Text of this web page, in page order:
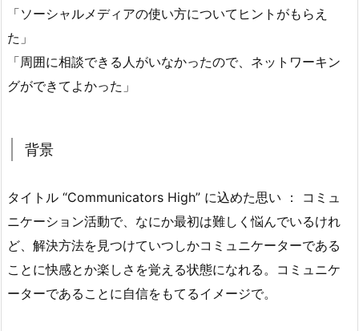
「ソーシャルメディアの使い方についてヒントがもらえ
た」
「周囲に相談できる人がいなかったので、ネットワーキン
グができてよかった」
背景
タイトル “Communicators High” に込めた思い ： コミュ
ニケーション活動で、なにか最初は難しく悩んでいるけれ
ど、解決方法を見つけていつしかコミュニケーターである
ことに快感とか楽しさを覚える状態になれる。コミュニケ
ーターであることに自信をもてるイメージで。